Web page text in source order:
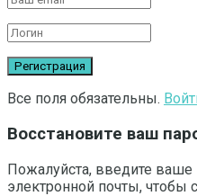
Все поля обязательны.
Восстановите ваш
Пожалуйста, введите ваше
электронной почты, чтобы